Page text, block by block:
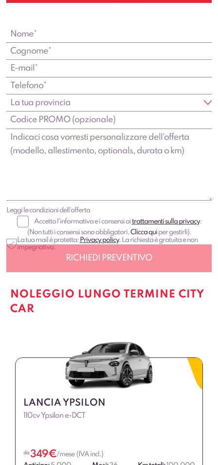
Leggi le condizioni dell'offerta
Accetto l'informativa e i consensi aitrattamenti sulla privacy.
(Non tutti i consensi sono obbligatori,Clicca quiper gestirli).
La tua mail è protetta: Privacy policy. La richiesta è gratuita e non
impegnativa.
NOLEGGIO LUNGO TERMINE CITY
CAR
LANCIA YPSILON
110cv Ypsilon e-DCT
da 349€/mese (IVA incl.)